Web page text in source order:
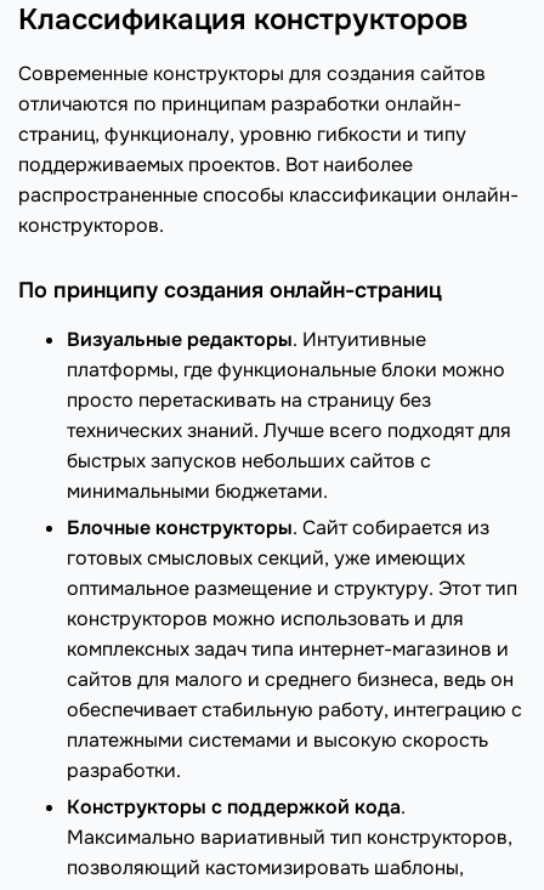
Классификация конструкторов
Современные конструкторы для создания сайтов
отличаются по принципам разработки онлайн-
страниц, функционалу, уровню гибкости и типу
поддерживаемых проектов. Вот наиболее
распространенные способы классификации онлайн-
конструкторов.
По принципу создания онлайн-страниц
Визуальные редакторы. Интуитивные
платформы, где функциональные блоки можно
просто перетаскивать на страницу без
технических знаний. Лучше всего подходят для
быстрых запусков небольших сайтов с
минимальными бюджетами.
Блочные конструкторы. Сайт собирается из
готовых смысловых секций, уже имеющих
оптимальное размещение и структуру. Этот тип
конструкторов можно использовать и для
комплексных задач типа интернет-магазинов и
сайтов для малого и среднего бизнеса, ведь он
обеспечивает стабильную работу, интеграцию с
платежными системами и высокую скорость
разработки.
Конструкторы с поддержкой кода.
Максимально вариативный тип конструкторов,
позволяющий кастомизировать шаблоны,